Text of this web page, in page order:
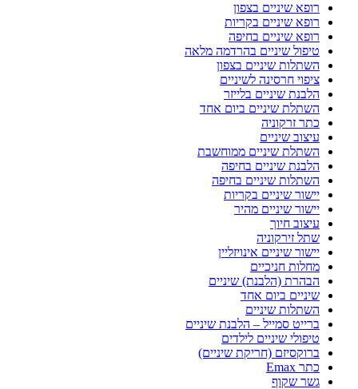
רופא שיניים בצפון
רופא שיניים בקריות
רופא שיניים בחיפה
טיפול שיניים בהרדמה מלאה
השתלות שיניים בצפון
ציפוי חרסינה לשיניים
הלבנת שיניים בלייזר
השתלת שיניים ביום אחד
כתר זרקוניה
עיצוב שיניים
השתלת שיניים ממוחשבת
הלבנת שיניים בחיפה
השתלות שיניים בחיפה
יישור שיניים בקריות
יישור שיניים מהיר
עיצוב חיוך
שתל זירקוניה
יישור שיניים אינויזליין
מחלות חניכיים
הבהרת (הלבנת) שיניים
שיניים ביום אחד
השתלות שיניים
ברייט סמייל – הלבנת שיניים
טיפולי שיניים לילדים
ברוקסיזם (חריקת שיניים)
כתר Emax
גשר שקוף